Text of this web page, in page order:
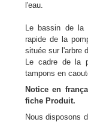
l'eau.
Le bassin de la
rapide de la
située sur l'arbre
Le cadre de la
tampons en
Notice en
fiche Produit.
Nous disposons